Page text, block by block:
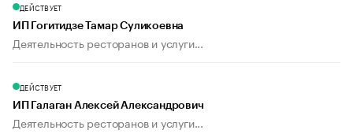
ДЕЙСТВУЕТ
ИП Гогитидзе Тамар Суликоевна
Деятельность ресторанов и услуги...
ДЕЙСТВУЕТ
ИП Галаган Алексей Александрович
Деятельность ресторанов и услуги...